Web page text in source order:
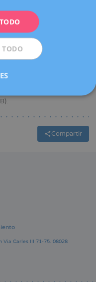
de Barcelona (UB).
y Obstetricia en el
(SEGO), Societat
Acadèmia de Ciències
Compartir
Via Carles III 71-75. 08028
TODO